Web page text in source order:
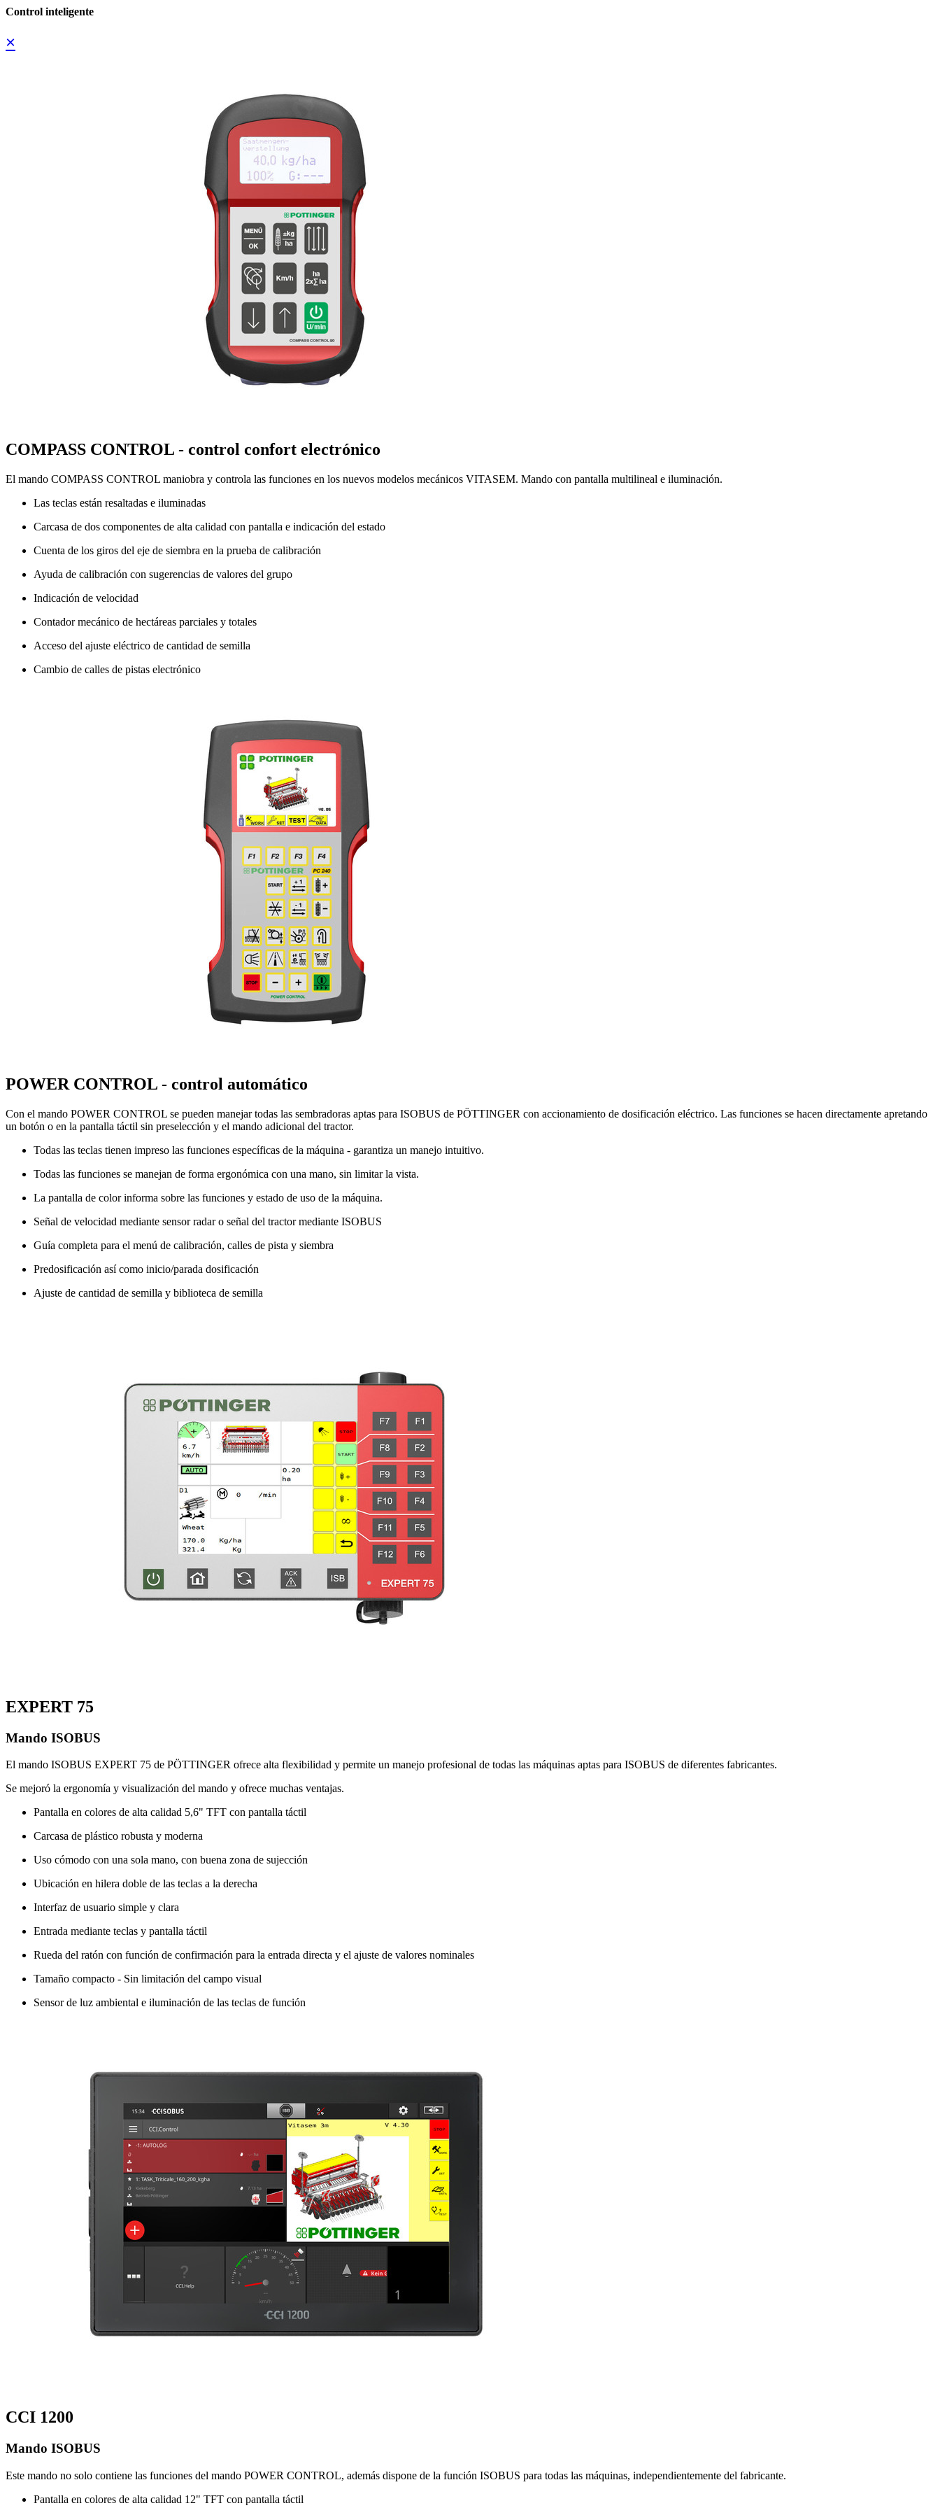
Control inteligente
×
COMPASS CONTROL - control confort electrónico
El mando COMPASS CONTROL maniobra y controla las funciones en los nuevos modelos mecánicos VITASEM. Mando con pantalla multilineal e iluminación.
Las teclas están resaltadas e iluminadas
Carcasa de dos componentes de alta calidad con pantalla e indicación del estado
Cuenta de los giros del eje de siembra en la prueba de calibración
Ayuda de calibración con sugerencias de valores del grupo
Indicación de velocidad
Contador mecánico de hectáreas parciales y totales
Acceso del ajuste eléctrico de cantidad de semilla
Cambio de calles de pistas electrónico
POWER CONTROL - control automático
Con el mando POWER CONTROL se pueden manejar todas las sembradoras aptas para ISOBUS de PÖTTINGER con accionamiento de dosificación eléctrico. Las funciones se hacen directamente apretando
un botón o en la pantalla táctil sin preselección y el mando adicional del tractor.
Todas las teclas tienen impreso las funciones específicas de la máquina - garantiza un manejo intuitivo.
Todas las funciones se manejan de forma ergonómica con una mano, sin limitar la vista.
La pantalla de color informa sobre las funciones y estado de uso de la máquina.
Señal de velocidad mediante sensor radar o señal del tractor mediante ISOBUS
Guía completa para el menú de calibración, calles de pista y siembra
Predosificación así como inicio/parada dosificación
Ajuste de cantidad de semilla y biblioteca de semilla
EXPERT 75
Mando ISOBUS
El mando ISOBUS EXPERT 75 de PÖTTINGER ofrece alta flexibilidad y permite un manejo profesional de todas las máquinas aptas para ISOBUS de diferentes fabricantes.
Se mejoró la ergonomía y visualización del mando y ofrece muchas ventajas.
Pantalla en colores de alta calidad 5,6" TFT con pantalla táctil
Carcasa de plástico robusta y moderna
Uso cómodo con una sola mano, con buena zona de sujección
Ubicación en hilera doble de las teclas a la derecha
Interfaz de usuario simple y clara
Entrada mediante teclas y pantalla táctil
Rueda del ratón con función de confirmación para la entrada directa y el ajuste de valores nominales
Tamaño compacto - Sin limitación del campo visual
Sensor de luz ambiental e iluminación de las teclas de función
CCI 1200
Mando ISOBUS
Este mando no solo contiene las funciones del mando POWER CONTROL, además dispone de la función ISOBUS para todas las máquinas, independientemente del fabricante.
Pantalla en colores de alta calidad 12" TFT con pantalla táctil